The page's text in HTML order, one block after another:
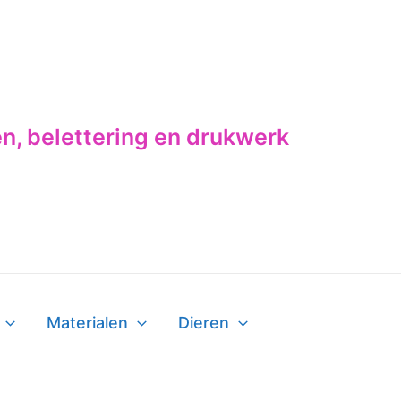
belettering en drukwerk
Materialen Dieren